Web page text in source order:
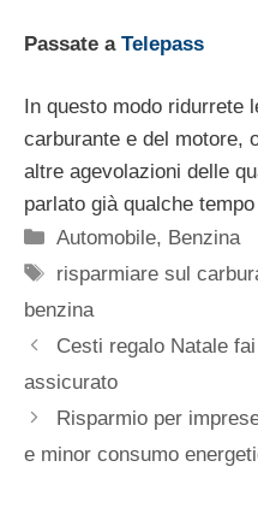
Passate a Telepass
In questo modo ridurrete
carburante e del motore,
altre agevolazioni delle
parlato già qualche
Categorie
Automobile, Benzina
Tag
risparmiare sul
benzina
Cesti regalo Natale
assicurato
Risparmio per
e minor consumo